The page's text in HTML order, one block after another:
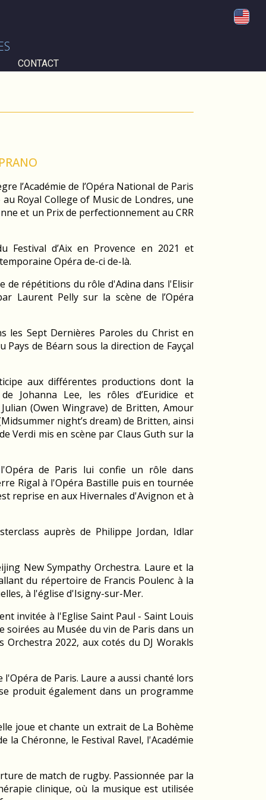
CONTACT
l’Académie de l’Opéra National de Paris
Royal College of Music de Londres, une
et un Prix de perfectionnement au CRR
Festival d’Aix en Provence en 2021 et
Opéra de-ci de-là.
de répétitions du rôle d'Adina dans l'Elisir
Laurent Pelly sur la scène de l’Opéra
les Sept Dernières Paroles du Christ en
Pays de Béarn sous la direction de Fayçal
aux différentes productions dont la
Johanna Lee, les rôles d’Euridice et
(Owen Wingrave) de Britten, Amour
night’s dream) de Britten, ainsi
Verdi mis en scène par Claus Guth sur la
de Paris lui confie un rôle dans
Rigal à l'Opéra Bastille puis en tournée
reprise en aux Hivernales d'Avignon et à
auprès de Philippe Jordan, Idlar
New Sympathy Orchestra. Laure et la
du répertoire de Francis Poulenc à la
à l'église d'Isigny-sur-Mer.
invitée à l'Eglise Saint Paul - Saint Louis
soirées au Musée du vin de Paris dans un
2022, aux cotés du DJ Worakls
de Paris. Laure a aussi chanté lors
produit également dans un programme
joue et chante un extrait de La Bohème
la Chéronne, le Festival Ravel, l'Académie
de match de rugby. Passionnée par la
clinique, où la musique est utilisée